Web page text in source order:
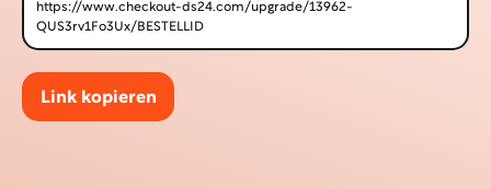
https://www.checkout-ds24.com/upgrade/13962-
QUS3rv1Fo3Ux/BESTELLID
Link kopieren